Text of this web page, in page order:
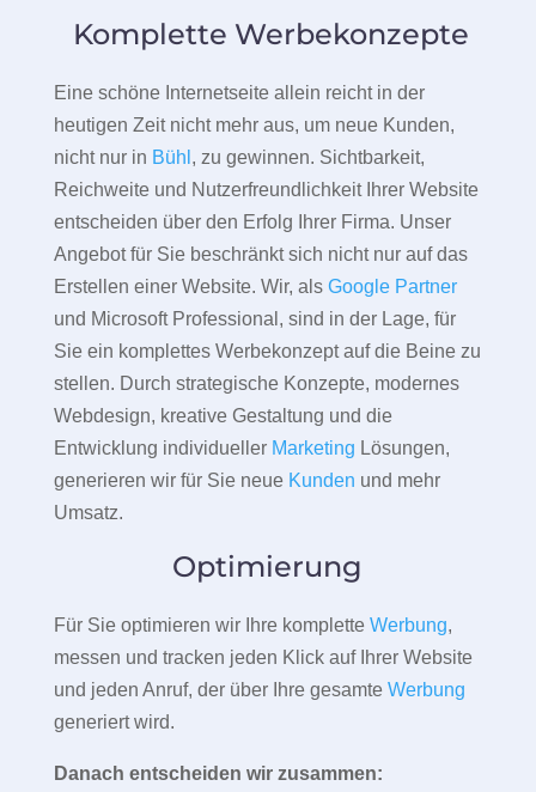
Komplette Werbekonzepte
Eine schöne Internetseite allein reicht in der
heutigen Zeit nicht mehr aus, um neue Kunden,
nicht nur in Bühl , zu gewinnen. Sichtbarkeit,
Reichweite und Nutzerfreundlichkeit Ihrer Website
entscheiden über den Erfolg Ihrer Firma. Unser
Angebot für Sie beschränkt sich nicht nur auf das
Erstellen einer Website. Wir, als Google Partner
und Microsoft Professional, sind in der Lage, für
Sie ein komplettes Werbekonzept auf die Beine zu
stellen. Durch strategische Konzepte, modernes
Webdesign, kreative Gestaltung und die
Entwicklung individueller Marketing Lösungen,
generieren wir für Sie neue Kunden und mehr
Umsatz.
Optimierung
Für Sie optimieren wir Ihre komplette Werbung,
messen und tracken jeden Klick auf Ihrer Website
und jeden Anruf, der über Ihre gesamte Werbung
generiert wird.
Danach entscheiden wir zusammen: